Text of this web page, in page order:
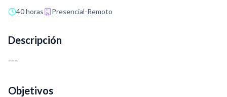
40 horas Presencial-Remoto
Descripción
---
Objetivos